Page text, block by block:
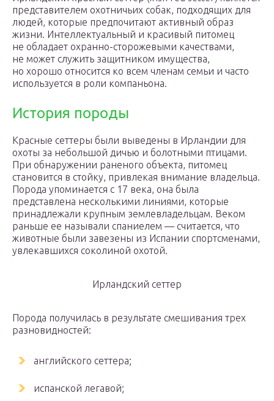
представителем охотничьих собак, подходящих для
людей, которые предпочитают активный образ
жизни. Интеллектуальный и красивый питомец
не обладает охранно-сторожевыми качествами,
не может служить защитником имущества,
но хорошо относится ко всем членам семьи и часто
используется в роли компаньона.
История породы
Красные сеттеры были выведены в Ирландии для
охоты за небольшой дичью и болотными птицами.
При обнаружении раненого объекта, питомец
становится в стойку, привлекая внимание владельца.
Порода упоминается с 17 века, она была
представлена несколькими линиями, которые
принадлежали крупным землевладельцам. Веком
раньше ее называли спаниелем — считается, что
животные были завезены из Испании спортсменами,
увлекавшихся соколиной охотой.
Ирландский сеттер
Порода получилась в результате смешивания трех
разновидностей:
английского сеттера;
испанской легавой;